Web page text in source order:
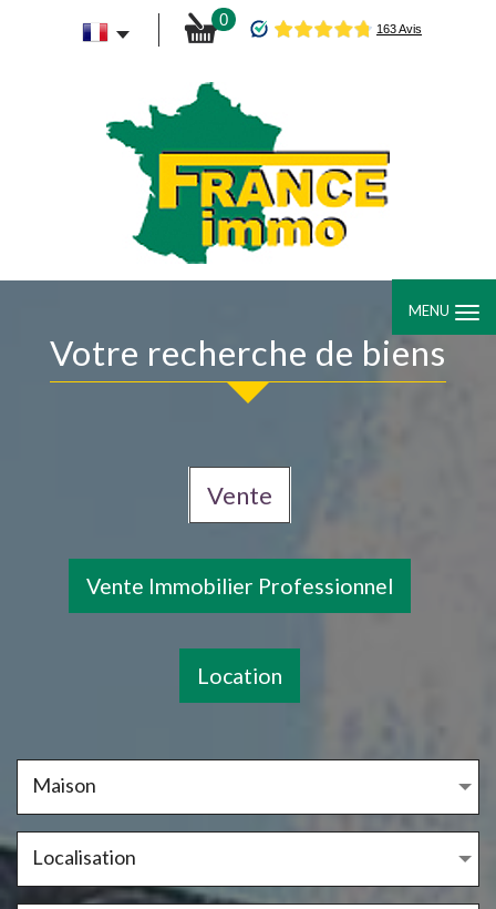
0
MENU
Votre recherche de biens
Vente
Vente Immobilier Professionnel
Location
Maison
Localisation